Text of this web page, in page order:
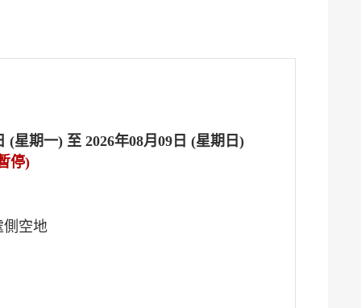
(星期一) 至 2026年08月09日 (星期日)
停)
側空地